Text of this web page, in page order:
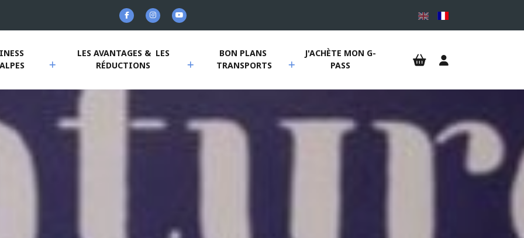
LES AVANTAGES &  LES
BON PLANS
TRANSPORTS
J'ACHÈTE MON G-
PASS